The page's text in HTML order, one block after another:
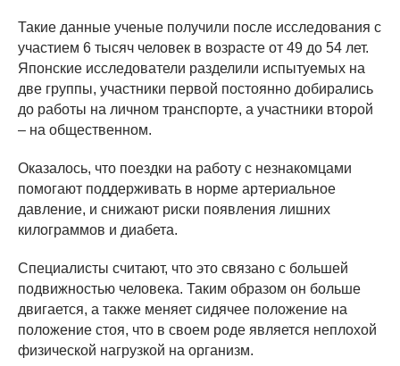
Такие данные ученые получили после исследования с
участием 6 тысяч человек в возрасте от 49 до 54 лет.
Японские исследователи разделили испытуемых на
две группы, участники первой постоянно добирались
до работы на личном транспорте, а участники второй
– на общественном.
Оказалось, что поездки на работу с незнакомцами
помогают поддерживать в норме артериальное
давление, и снижают риски появления лишних
килограммов и диабета.
Специалисты считают, что это связано с большей
подвижностью человека. Таким образом он больше
двигается, а также меняет сидячее положение на
положение стоя, что в своем роде является неплохой
физической нагрузкой на организм.